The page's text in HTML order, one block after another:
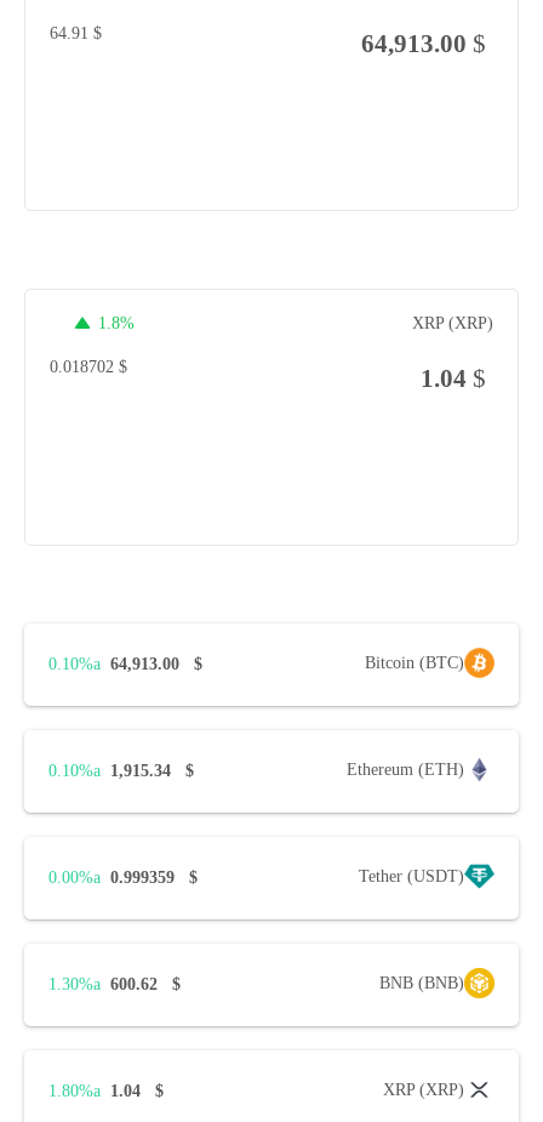
$
64,913.00
$
64.91
XRP (XRP)
1.8%
$
1.04
$
0.018702
Bitcoin (BTC)
$
64,913.00
0.10%
Ethereum (ETH)
$
1,915.34
0.10%
Tether (USDT)
$
0.999359
0.00%
BNB (BNB)
$
600.62
1.30%
XRP (XRP)
$
1.04
1.80%